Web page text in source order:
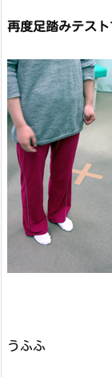
再度足踏みテス
うふふ